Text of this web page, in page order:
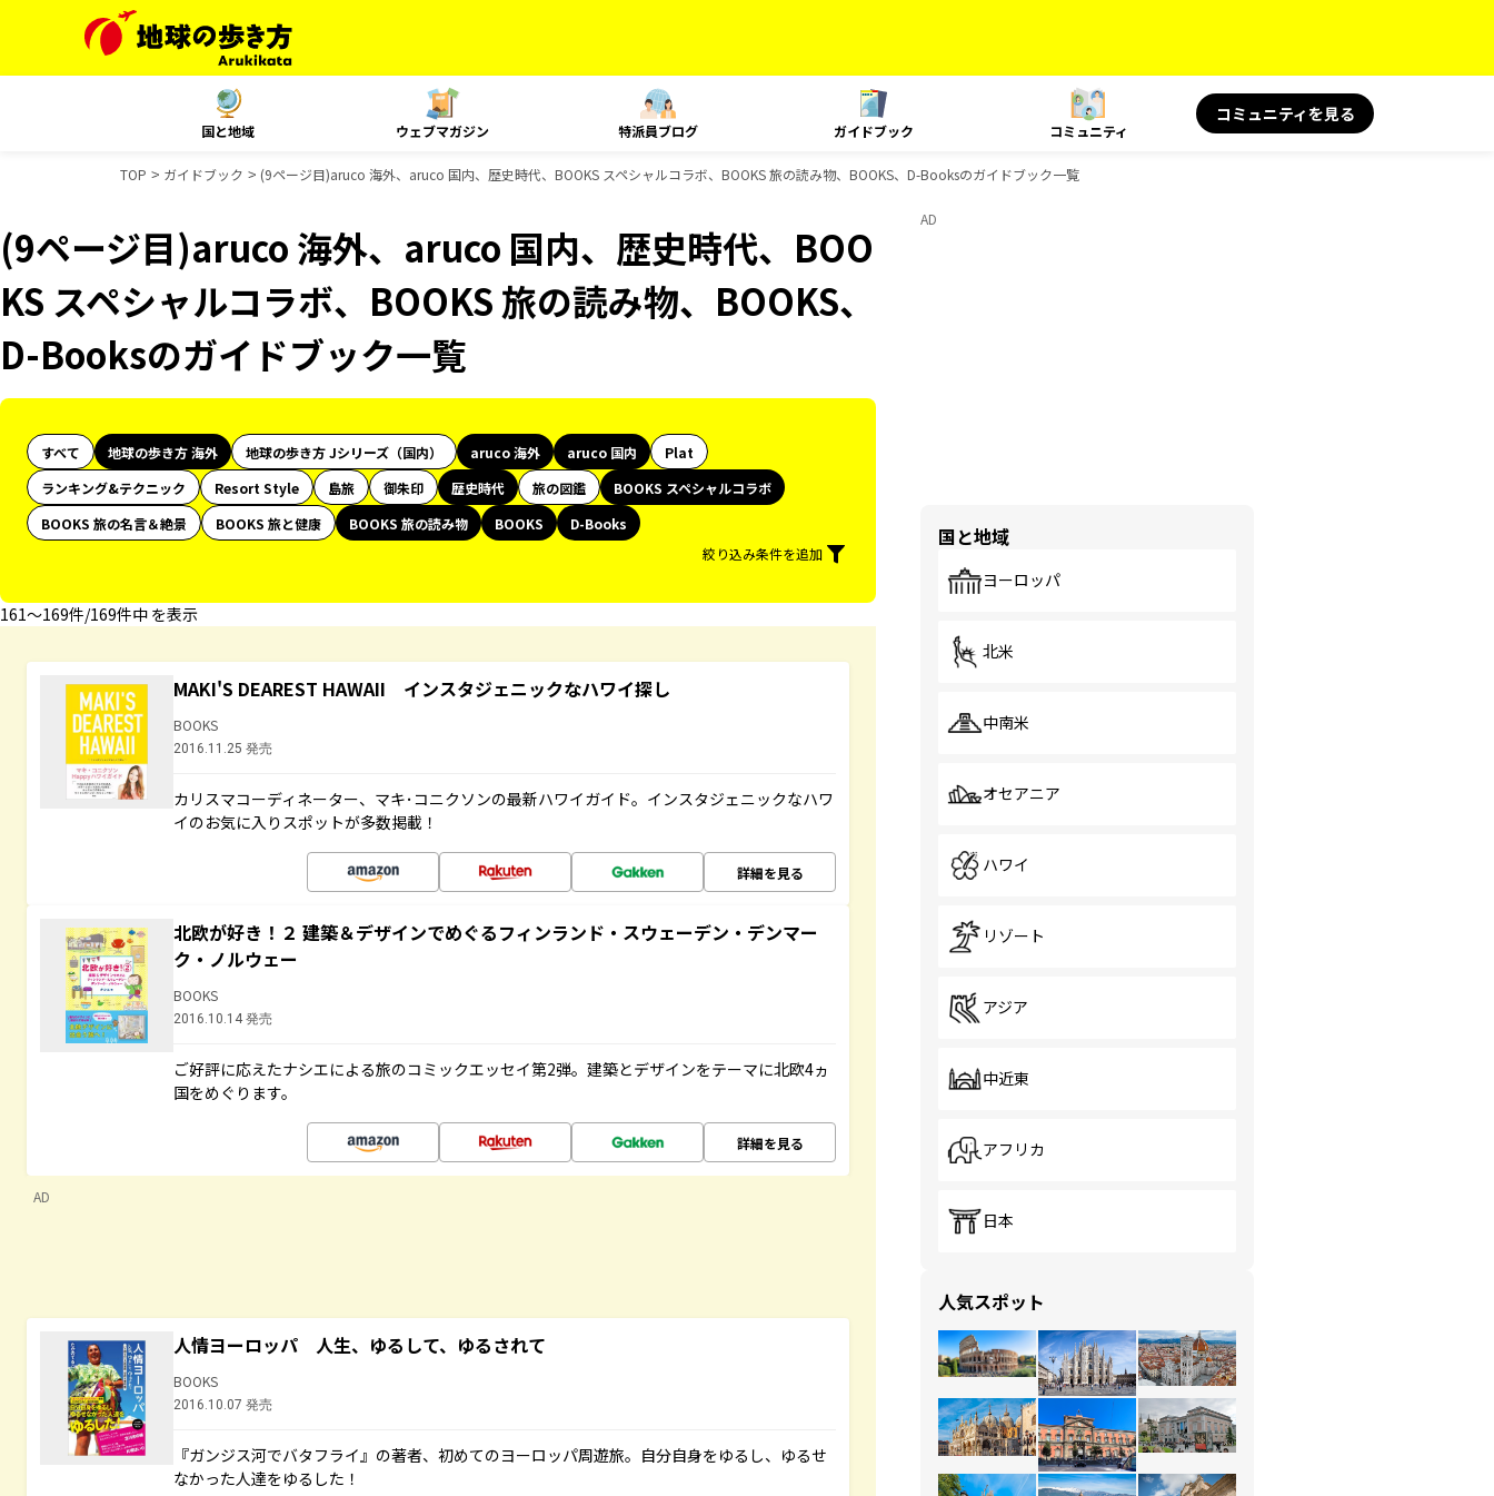
国と地域 ウェブマガジン 特派員ブログ ガイドブック コミュニティ
コミュニティを見る
TOP ガイドブック (9ページ目)aruco 海外、aruco 国内、歴史時代、BOOKS スペシャルコラボ、BOOKS 旅の読み物、BOOKS、D-Booksのガイドブック一覧
(9ページ目)aruco 海外、aruco 国内、歴史時代、BOO
KS スペシャルコラボ、BOOKS 旅の読み物、BOOKS、
D-Booksのガイドブック一覧
すべて 地球の歩き方 海外 地球の歩き方 Jシリーズ（国内） aruco 海外 aruco 国内
Plat
ランキング&テクニック
Resort Style 島旅 御朱印 歴史時代 旅の図鑑
BOOKS スペシャルコラボ
BOOKS 旅の名言＆絶景
BOOKS 旅と健康 BOOKS 旅の読み物 BOOKS
D-Books
絞り込み条件を追加
161〜169件/169件中 を表示
MAKI'S DEAREST HAWAII インスタジェニックなハワイ探し
BOOKS
2016.11.25 発売
カリスマコーディネーター、マキ･コニクソンの最新ハワイガイド。インスタジェニックなハワ
イのお気に入りスポットが多数掲載！
詳細を見る
北欧が好き！２ 建築＆デザインでめぐるフィンランド・スウェーデン・デンマー
ク・ノルウェー
BOOKS
2016.10.14 発売
ご好評に応えたナシエによる旅のコミックエッセイ第2弾。建築とデザインをテーマに北欧4ヵ
国をめぐります。
詳細を見る
AD
人情ヨーロッパ 人生、ゆるして、ゆるされて
BOOKS
2016.10.07 発売
『ガンジス河でバタフライ』の著者、初めてのヨーロッパ周遊旅。自分自身をゆるし、ゆるせ
なかった人達をゆるした！
AD
国と地域
ヨーロッパ
北米
中南米
オセアニア
ハワイ
リゾート
アジア
中近東
アフリカ
日本
人気スポット